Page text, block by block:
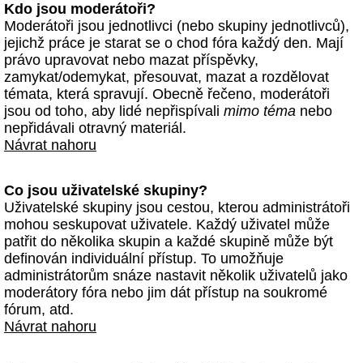
Kdo jsou moderátoři?
Moderátoři jsou jednotlivci (nebo skupiny jednotlivců),
jejichž práce je starat se o chod fóra každý den. Mají
právo upravovat nebo mazat příspěvky,
zamykat/odemykat, přesouvat, mazat a rozdělovat
témata, která spravují. Obecně řečeno, moderátoři
jsou od toho, aby lidé nepřispívali mimo téma nebo
nepřidávali otravný materiál.
Návrat nahoru
Co jsou uživatelské skupiny?
Uživatelské skupiny jsou cestou, kterou administrátoři
mohou seskupovat uživatele. Každý uživatel může
patřit do několika skupin a každé skupině může být
definován individuální přístup. To umožňuje
administrátorům snáze nastavit několik uživatelů jako
moderátory fóra nebo jim dát přístup na soukromé
fórum, atd.
Návrat nahoru